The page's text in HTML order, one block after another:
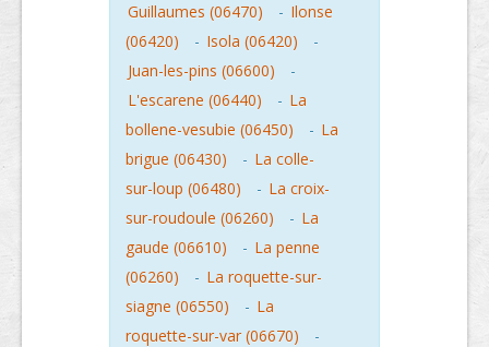
Guillaumes (06470)
- Ilonse
(06420)
- Isola (06420)
-
Juan-les-pins (06600)
-
L'escarene (06440)
- La
bollene-vesubie (06450)
- La
brigue (06430)
- La colle-
sur-loup (06480)
- La croix-
sur-roudoule (06260)
- La
gaude (06610)
- La penne
(06260)
- La roquette-sur-
siagne (06550)
- La
roquette-sur-var (06670)
-